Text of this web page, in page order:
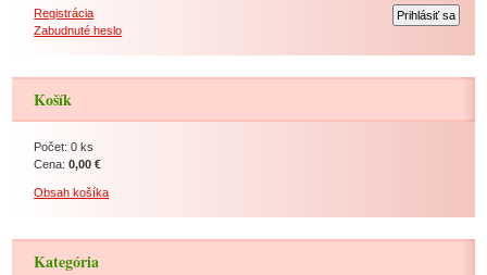
Registrácia
Zabudnuté heslo
Košík
Počet: 0 ks
Cena:0,00 €
Obsah košíka
Kategória